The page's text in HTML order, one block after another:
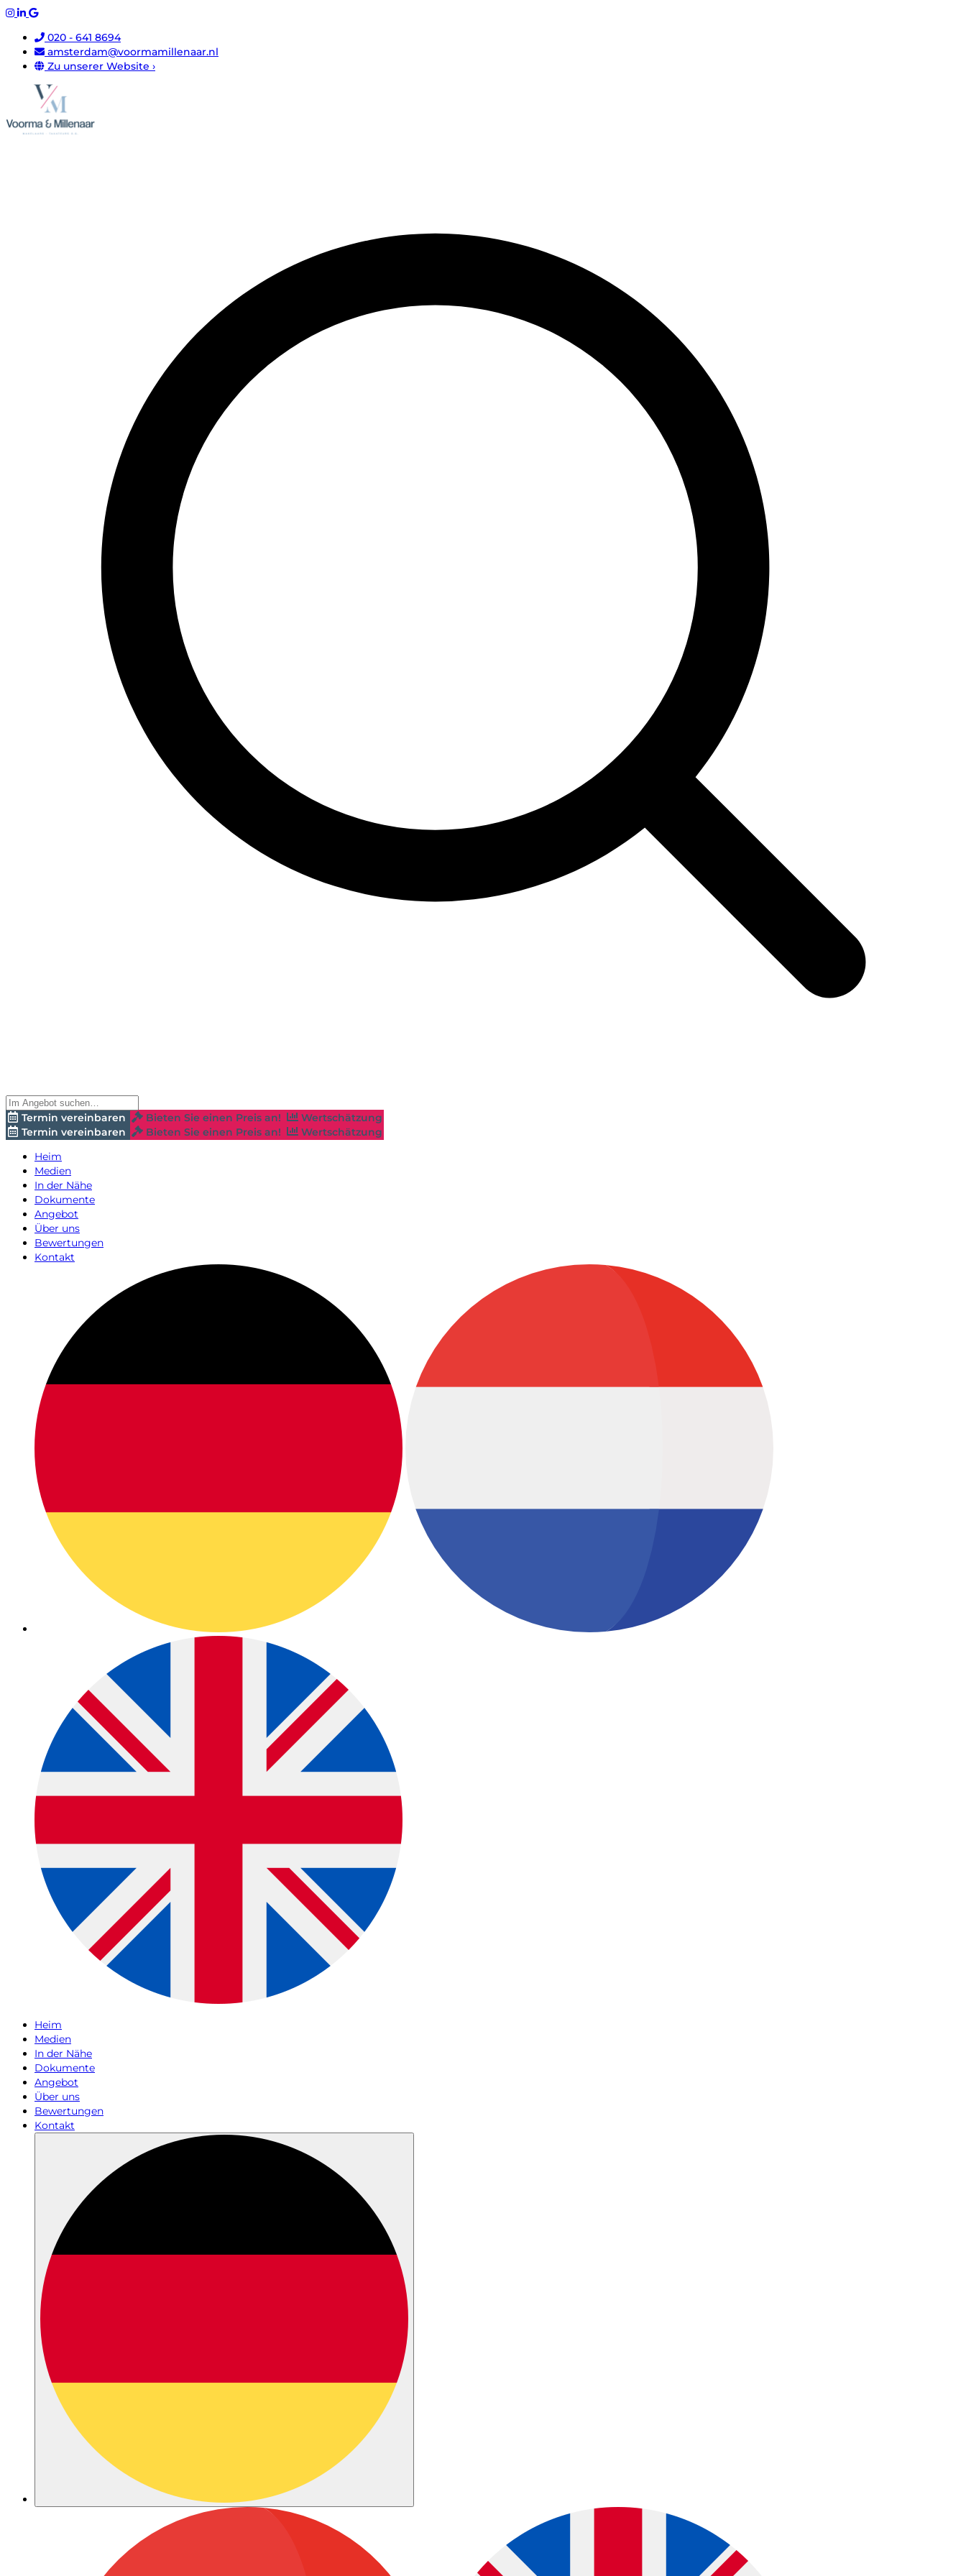
020 - 641 8694
amsterdam@voormamillenaar.nl
Zu unserer Website ›
Termin vereinbaren Bieten Sie einen Preis an!
Wertschätzung
Termin vereinbaren
Bieten Sie einen Preis an!
Wertschätzung
Heim
Medien
In der Nähe
Dokumente
Angebot
Über uns
Bewertungen
Kontakt
Heim
Medien
In der Nähe
Dokumente
Angebot
Über uns
Bewertungen
Kontakt